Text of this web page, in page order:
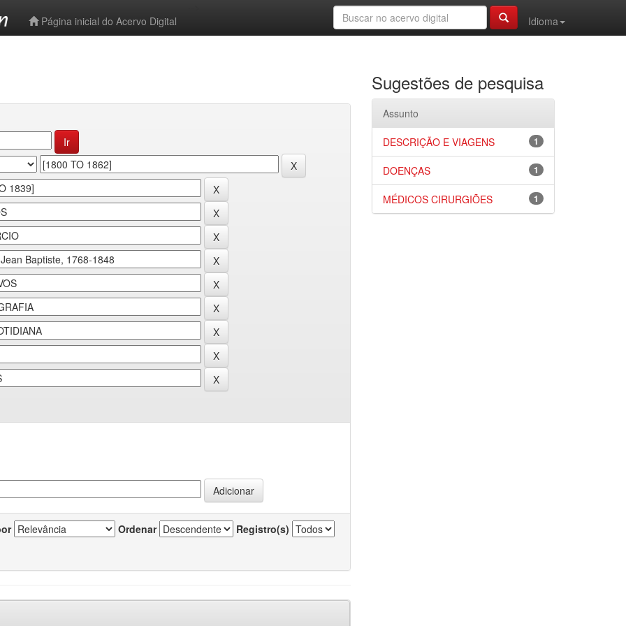
Página inicial do Acervo Digital
Idioma
Ordenar Registro(s)
Sugestões de pesquisa
Assunto
1
DESCRIÇÃO E VIAGENS
1
DOENÇAS
1
MÉDICOS CIRURGIÕES